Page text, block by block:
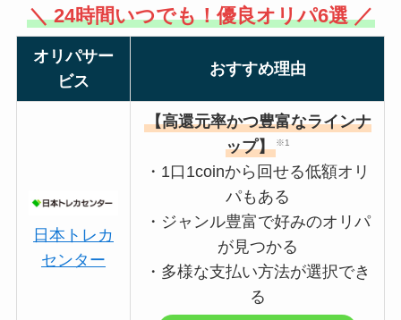
＼ 24時間いつでも！優良オリパ6選 ／
オリパサー
ビス
おすすめ理由
日本トレカ
センター
【高還元率かつ豊富なラインナ
ップ】 ※1
・1口1coinから回せる低額オリ
パもある
・ジャンル豊富で好みのオリパ
が見つかる
・多様な支払い方法が選択でき
る